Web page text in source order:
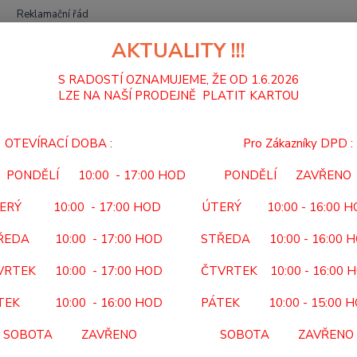
Reklamační řád
PODPŮRNÁ ČTYŘBODOVÁ 474
474
cm
CTB
AKTUALITY !!!
S RADOSTÍ OZNAMUJEME, ŽE OD 1.6.2026
LZE NA NAŠÍ PRODEJNĚ PLATIT KARTOU
OTEVÍRACÍ DOBA : Pro Zákazníky DPD :
PONDĚLÍ 10:00 - 17:00 HOD PONDĚLÍ ZAVŘENO
10:00 - 17:00 HOD ÚTERÝ 10:00 - 16:00
10:00 - 17:00 HOD STŘEDA 10:00 - 16:00
10:00 - 17:00 HOD ČTVRTEK 10:00 - 16:00
10:00 - 16:00 HOD PÁTEK 10:00 - 15:00
SOBOTA ZAVŘENO SOBOTA ZAVŘENO